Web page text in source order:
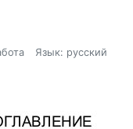
Язык: русский